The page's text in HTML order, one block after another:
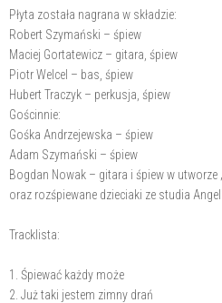
Płyta została nagrana w składzie:
Robert Szymański – śpiew
Maciej Gortatewicz – gitara, śpiew
Piotr Welcel – bas, śpiew
Hubert Traczyk – perkusja, śpiew
Gościnnie:
Gośka Andrzejewska – śpiew
Adam Szymański – śpiew
Bogdan Nowak – gitara i śpiew w utworze
oraz rozśpiewane dzieciaki ze studia
Tracklista:
1. Śpiewać każdy może
2. Już taki jestem zimny drań